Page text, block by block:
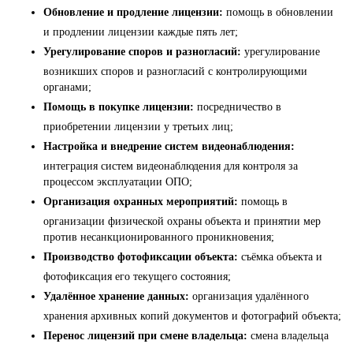
Обновление и продление лицензии: помощь в обновлении
и продлении лицензии каждые пять лет;
Урегулирование споров и разногласий: урегулирование
возникших споров и разногласий с контролирующими
органами;
Помощь в покупке лицензии: посредничество в
приобретении лицензии у третьих лиц;
Настройка и внедрение систем видеонаблюдения:
интеграция систем видеонаблюдения для контроля за
процессом эксплуатации ОПО;
Организация охранных мероприятий: помощь в
организации физической охраны объекта и принятии мер
против несанкционированного проникновения;
Производство фотофиксации объекта: съёмка объекта и
фотофиксация его текущего состояния;
Удалённое хранение данных: организация удалённого
хранения архивных копий документов и фотографий объекта;
Перенос лицензий при смене владельца: смена владельца